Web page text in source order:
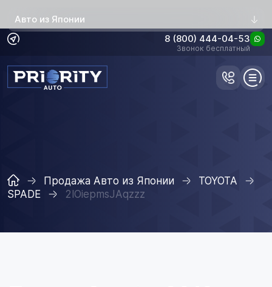
Авто из Японии
8 (800) 444-04-53
Звонок бесплатный
Продажа Авто из Японии
TOYOTA
SPADE
2lOiepmsJAqzzz